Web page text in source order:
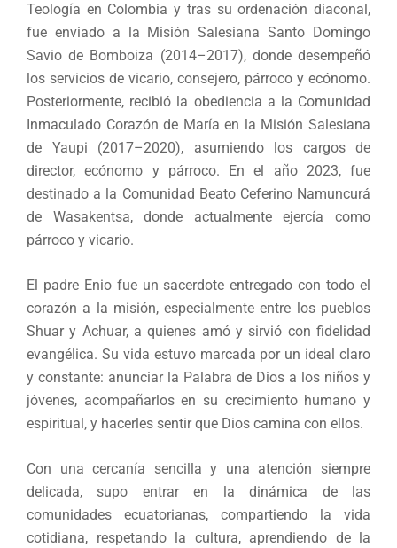
Teología en Colombia y tras su ordenación diaconal,
fue enviado a la Misión Salesiana Santo Domingo
Savio de Bomboiza (2014–2017), donde desempeñó
los servicios de vicario, consejero, párroco y ecónomo.
Posteriormente, recibió la obediencia a la Comunidad
Inmaculado Corazón de María en la Misión Salesiana
de Yaupi (2017–2020), asumiendo los cargos de
director, ecónomo y párroco. En el año 2023, fue
destinado a la Comunidad Beato Ceferino Namuncurá
de Wasakentsa, donde actualmente ejercía como
párroco y vicario.
El padre Enio fue un sacerdote entregado con todo el
corazón a la misión, especialmente entre los pueblos
Shuar y Achuar, a quienes amó y sirvió con fidelidad
evangélica. Su vida estuvo marcada por un ideal claro
y constante: anunciar la Palabra de Dios a los niños y
jóvenes, acompañarlos en su crecimiento humano y
espiritual, y hacerles sentir que Dios camina con ellos.
Con una cercanía sencilla y una atención siempre
delicada, supo entrar en la dinámica de las
comunidades ecuatorianas, compartiendo la vida
cotidiana, respetando la cultura, aprendiendo de la